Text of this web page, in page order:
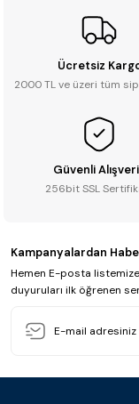
Ücretsiz
2000 TL ve üzeri tüm
Güvenli
256bit SSL
Kampanyalardan
Hemen E-posta
duyuruları ilk öğrenen